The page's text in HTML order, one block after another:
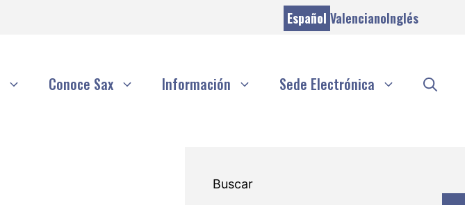
Español ValencianoInglés
Conoce Sax Información Sede Electrónica
Buscar